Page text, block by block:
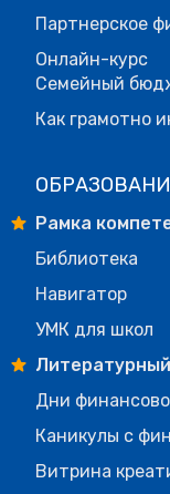
Партнерское
Онлайн-курс
Семейный
Как грамотно
Рамка
Библиотека
Навигатор
УМК для школ
Дни
Каникулы с
Витрина